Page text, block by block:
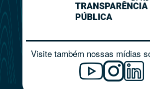
Visite também nossas mídias